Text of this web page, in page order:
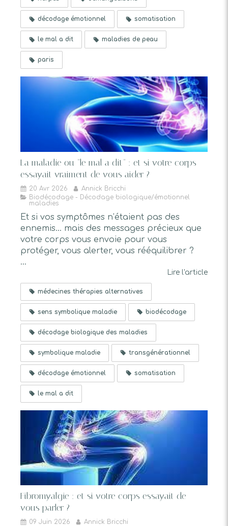
décodage émotionnel somatisation
le mal a dit maladies de peau
paris
La maladie ou "le mal a dit" : et si votre corps
essayait vraiment de vous aider ?
20 Avr 2026
Annick Bricchi
Biodécodage - Décodage biologique/émotionnel
maladies
Et si vos symptômes n’étaient pas des
ennemis… mais des messages précieux que
votre corps vous envoie pour vous
protéger, vous alerter, vous rééquilibrer ?
...
Lire l'article
médecines thérapies alternatives
sens symbolique maladie biodécodage
décodage biologique des maladies
symbolique maladie transgénérationnel
décodage émotionnel somatisation
le mal a dit
Fibromyalgie : et si votre corps essayait de
vous parler ?
09 Juin 2026 Annick Bricchi